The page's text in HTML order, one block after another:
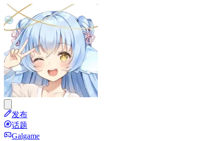
发布
话题
Galgame